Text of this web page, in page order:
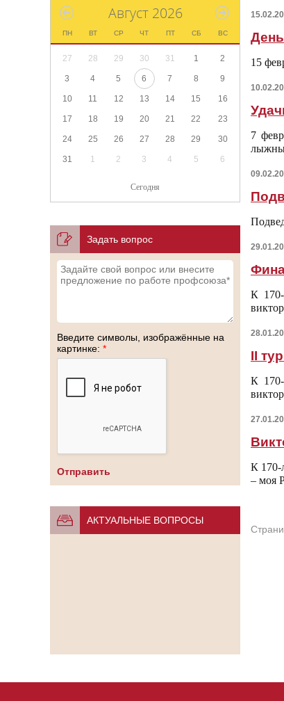
Август 2026
ПН ВТ СР ЧТ ПТ СБ ВС
27 28 29 30 31 1 2
3 4 5 6 7 8 9
10 11 12 13 14 15 16
17 18 19 20 21 22 23
24 25 26 27 28 29 30
31 1 2 3 4 5 6
Сегодня
Задать вопрос
Введите символы, изображённые на
картинке: *
АКТУАЛЬНЫЕ ВОПРОСЫ
15
7
К 170-
II
К 170-
К 170-
– моя